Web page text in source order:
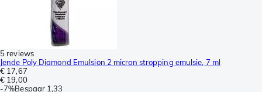
5 reviews
Jende Poly Diamond Emulsion 2 micron stropping emulsie, 7 ml
€ 17,67
€ 19,00
-7%Bespaar 1,33